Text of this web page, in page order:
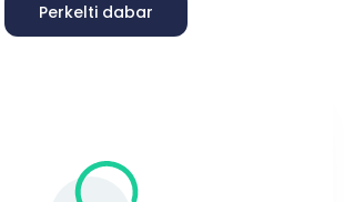
Perkelti dabar